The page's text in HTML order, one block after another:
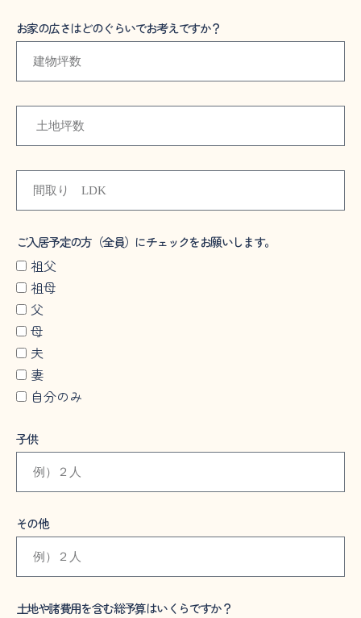
お家の広さはどのぐらいでお考えですか？
ご入居予定の方（全員）にチェックをお願いします。
祖父
祖母
父
母
夫
妻
自分のみ
子供
その他
土地や諸費用を含む総予算はいくらですか？